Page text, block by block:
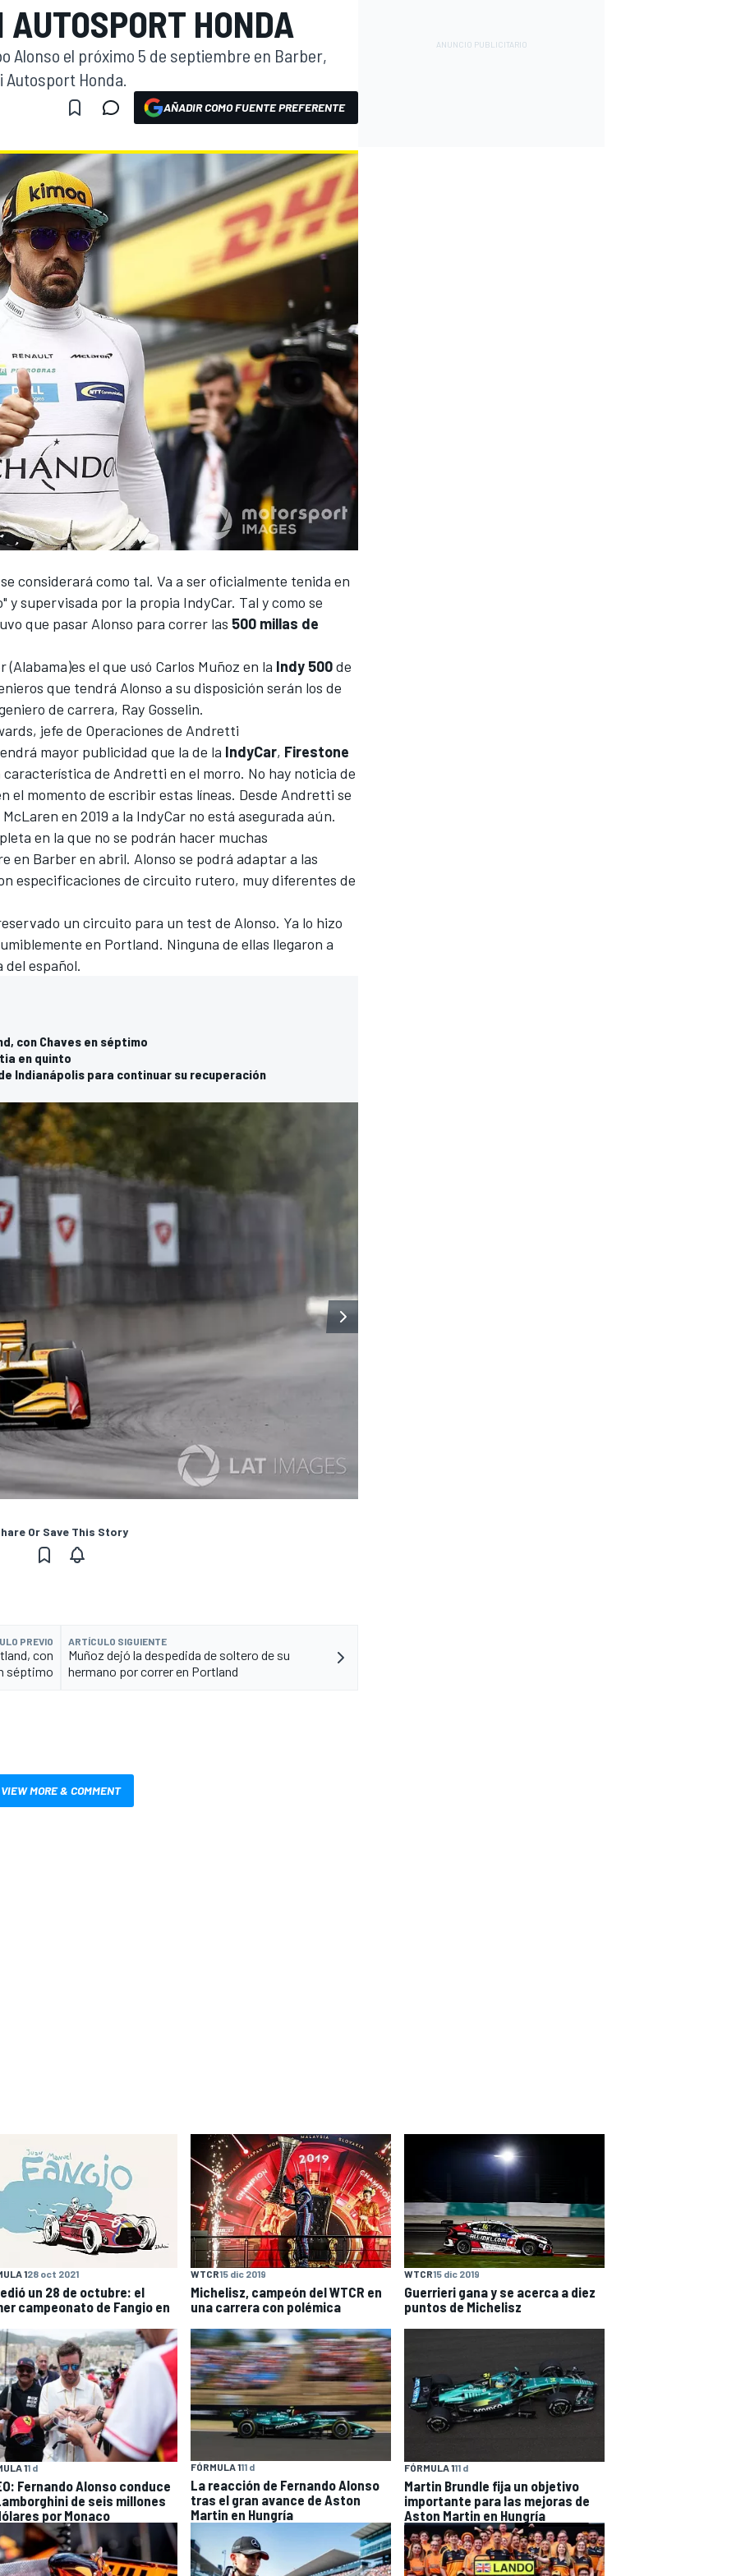
HONDA
Alonso el próximo 5 de septiembre en Barber,
Honda.
AÑADIR COMO FUENTE PREFERENTE
considerará como tal. Va a ser oficialmente tenida en
y supervisada por la propia IndyCar. Tal y como se
que pasar Alonso para correr las 500 millas de
el que usó Carlos Muñoz en la Indy 500de
que tendrá Alonso a su disposición serán los de
de carrera, Ray Gosselin.
jefe de Operaciones de Andretti
mayor publicidad que la de la IndyCar, Firestone
de Andretti en el morro. No hay noticia de
el momento de escribir estas líneas. Desde Andretti se
en 2019 a la IndyCar no está asegurada aún.
en la que no se podrán hacer muchas
en Barber en abril. Alonso se podrá adaptar a las
especificaciones de circuito rutero, muy diferentes de
un circuito para un test de Alonso. Ya lo hizo
en Portland. Ninguna de ellas llegaron a
español.
con Chaves en séptimo
en quinto
Indianápolis para continuar su recuperación
Or Save This Story
PREVIO
con
séptimo
ARTÍCULO SIGUIENTE
Muñoz dejó la despedida de soltero de su
hermano por correr en Portland
VIEW MORE & COMMENT
128 oct 2021
un 28 de octubre: el
campeonato de Fangio en
WTCR15 dic 2019
Michelisz, campeón del WTCR en
una carrera con polémica
WTCR15 dic 2019
Guerrieri gana y se acerca a diez
puntos de Michelisz
11 d
Fernando Alonso conduce
de seis millones
por Monaco
FÓRMULA 111 d
La reacción de Fernando Alonso
tras el gran avance de Aston
Martin en Hungría
FÓRMULA 111 d
Martin Brundle fija un objetivo
importante para las mejoras de
Aston Martin en Hungría